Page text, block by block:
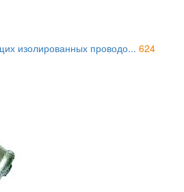
изолированных проводо... 624